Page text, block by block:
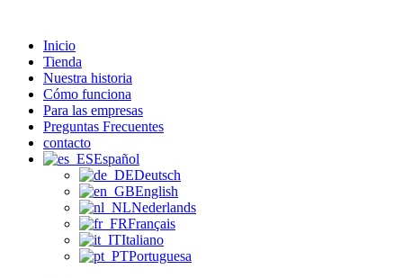
wechselnInicio
Tienda
Nuestra historia
Cómo funciona
Para las empresas
Preguntas Frecuentes
contacto
Español
Deutsch
English
Nederlands
Français
Italiano
Portuguesa